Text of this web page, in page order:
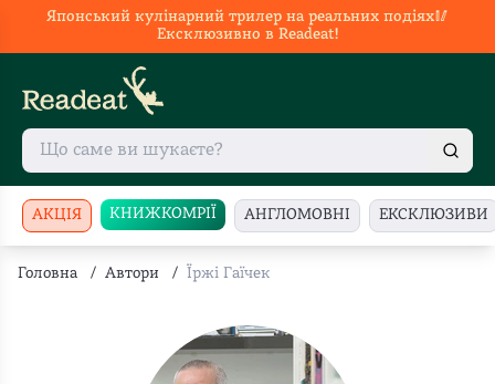
Японський кулінарний трилер на реальних подіях🥢
Ексклюзивно в Readeat!
АКЦІЯ КНИЖКОМРІЇ АНГЛОМОВНІ ЕКСКЛЮЗИВИ
Головна / Автори / Їржі Гаїчек